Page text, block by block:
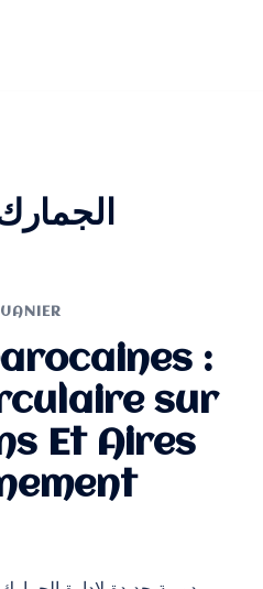
:
sur
Et Aires